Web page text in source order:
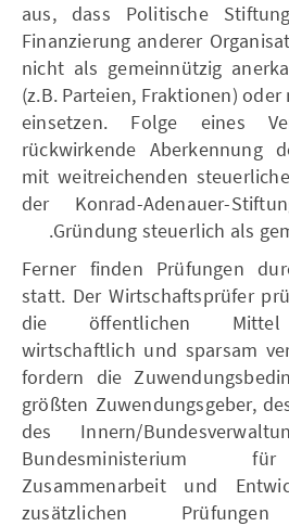
aus, dass Politische
Finanzierung anderer
nicht als gemeinnützig
(z.B. Parteien, Fraktionen)
einsetzen. Folge eines
rückwirkende Aberkennung
mit weitreichenden
der Konrad-Adenauer-
Gründung steuerlich als
Ferner finden Prüfungen
statt. Der Wirtschaftsprüfer
die öffentlichen Mittel
wirtschaftlich und sparsam
fordern die
größten Zuwendungsgeber,
des Innern/
Bundesministerium
Zusammenarbeit und
zusätzlichen